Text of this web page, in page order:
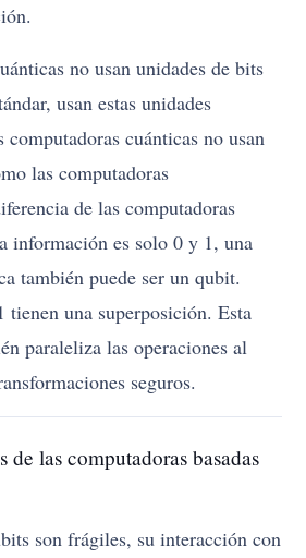
no usan unidades de bits
usan estas unidades
cuánticas no usan
las computadoras
de las computadoras
información es solo 0 y 1, una
también puede ser un qubit.
tienen una superposición. Esta
paraleliza las operaciones al
seguros.
de las computadoras basadas
son frágiles, su interacción con